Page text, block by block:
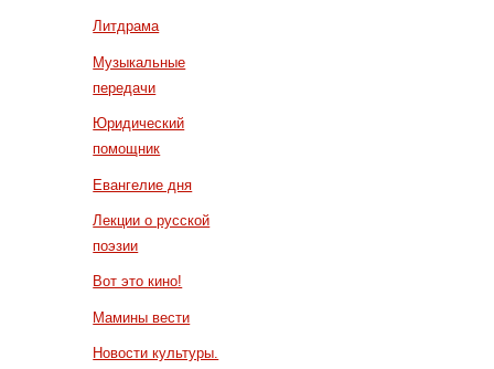
Литдрама
Музыкальные
передачи
Юридический
помощник
Евангелие дня
Лекции о русской
поэзии
Вот это кино!
Мамины вести
Новости культуры.